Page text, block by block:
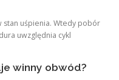
stan uśpienia. Wtedy pobór
uwzględnia cykl
winny obwód?